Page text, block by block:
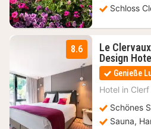
Schloss
8.6
Le
Design Hotel
Genieße
Hotel in Clerf
Schönes
Sauna,